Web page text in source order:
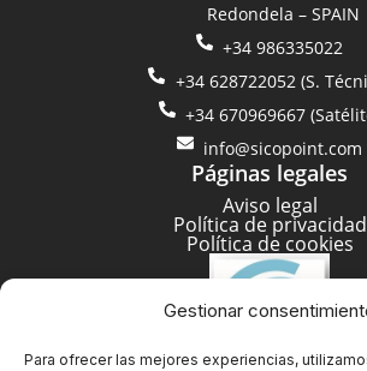
Gestionar
Para ofrecer las mejores experiencias,
Redondela – SPAIN
+34 986335022
+34 628722052 (S.
+34 670969667
info@sicopoint.com
Páginas legales
Aviso legal
Política de privacidad
Política de cookies